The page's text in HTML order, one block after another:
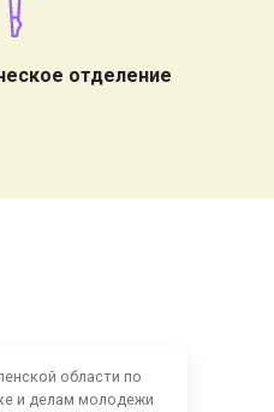
отделение
области по
и делам молодежи